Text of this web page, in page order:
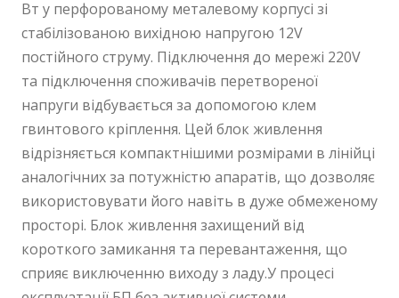
Вт у перфорованому металевому корпусі зі
стабілізованою вихідною напругою 12V
постійного струму. Підключення до мережі 220V
та підключення споживачів перетвореної
напруги відбувається за допомогою клем
гвинтового кріплення. Цей блок живлення
відрізняється компактнішими розмірами в лінійці
аналогічних за потужністю апаратів, що дозволяє
використовувати його навіть в дуже обмеженому
просторі. Блок живлення захищений від
короткого замикання та перевантаження, що
сприяє виключенню виходу з ладу.У процесі